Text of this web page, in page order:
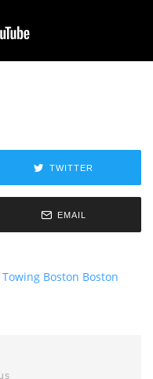
TWITTER
EMAIL
Towing Boston Boston